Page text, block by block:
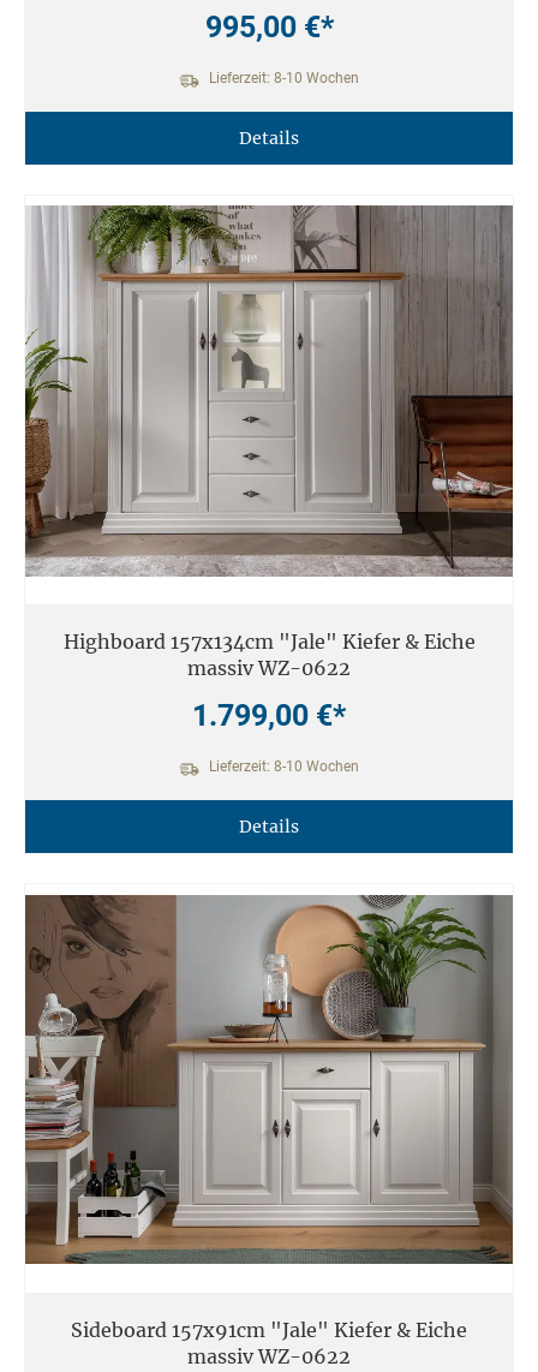
995,00 €*
Lieferzeit: 8-10 Wochen
Details
Highboard 157x134cm "Jale" Kiefer & Eiche
massiv WZ-0622
1.799,00 €*
Lieferzeit: 8-10 Wochen
Details
Sideboard 157x91cm "Jale" Kiefer & Eiche
massiv WZ-0622